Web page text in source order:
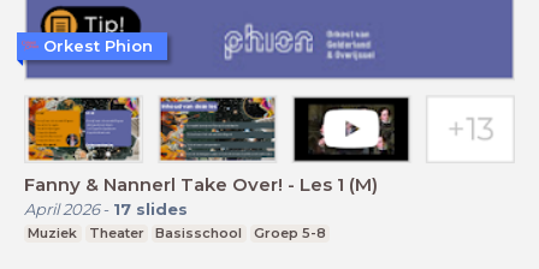
Fanny & Nannerl Take Over! - Les 1 (M)
April 2026- 17 slides
Muziek Theater Basisschool Groep 5-8
Orkest Phion